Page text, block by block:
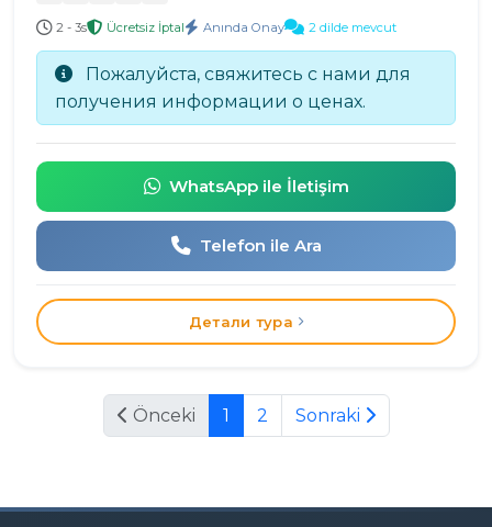
2 - 3s Ücretsiz İptal Anında Onay 2 dilde mevcut
Пожалуйста, свяжитесь с нами для
получения информации о ценах.
WhatsApp ile İletişim
Telefon ile Ara
Детали тура
Önceki 1 2 Sonraki